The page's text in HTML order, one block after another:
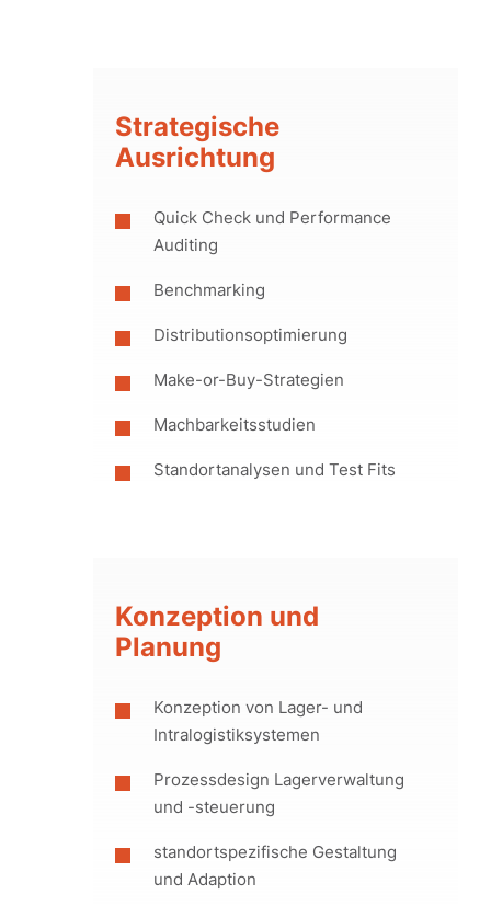
Strategische
Ausrichtung
Quick Check und Performance
Auditing
Benchmarking
Distributionsoptimierung
Make-or-Buy-Strategien
Machbarkeitsstudien
Standortanalysen und Test Fits
Konzeption und
Planung
Konzeption von Lager- und
Intralogistiksystemen
Prozessdesign Lagerverwaltung
und -steuerung
standortspezifische Gestaltung
und Adaption